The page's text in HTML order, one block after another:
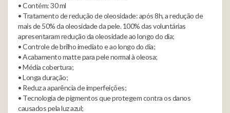
• Contém: 30 ml
• Tratamento de redução de oleosidade: após 8h, a redução de
mais de 50% da oleosidade da pele. 100% das voluntárias
apresentaram redução da oleosidade ao longo do dia;
• Controle de brilho imediato e ao longo do dia;
• Acabamento matte para pele normal à oleosa;
• Média cobertura;
• Longa duração;
• Reduz a aparência de imperfeições;
• Tecnologia de pigmentos que protegem contra os danos
causados pela luz azul;